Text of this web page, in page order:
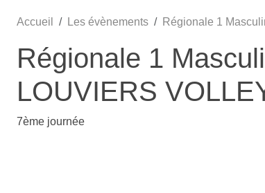
Accueil Les évènements Régionale 1
Régionale 1
LOUVIERS
7ème journée